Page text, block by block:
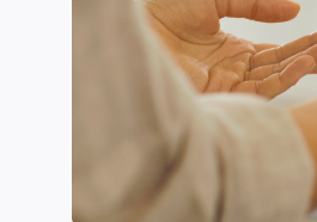
Conteúdo de Marca
Sobre